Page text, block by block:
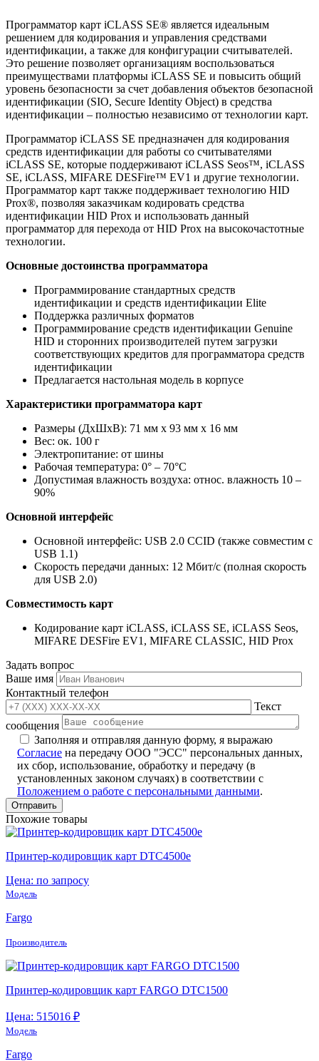
Программатор карт iCLASS SE® является идеальным
решением для кодирования и управления средствами
идентификации, а также для конфигурации считывателей.
Это решение позволяет организациям воспользоваться
преимуществами платформы iCLASS SE и повысить общий
уровень безопасности за счет добавления объектов безопасной
идентификации (SIO, Secure Identity Object) в средства
идентификации – полностью независимо от технологии карт.
Программатор iCLASS SE предназначен для кодирования
средств идентификации для работы со считывателями
iCLASS SE, которые поддерживают iCLASS Seos™, iCLASS
SE, iCLASS, MIFARE DESFire™ EV1 и другие технологии.
Программатор карт также поддерживает технологию HID
Prox®, позволяя заказчикам кодировать средства
идентификации HID Prox и использовать данный
программатор для перехода от HID Prox на высокочастотные
технологии.
Основные достоинства программатора
Программирование стандартных средств
идентификации и средств идентификации Elite
Поддержка различных форматов
Программирование средств идентификации Genuine
HID и сторонних производителей путем загрузки
соответствующих кредитов для программатора средств
идентификации
Предлагается настольная модель в корпусе
Характеристики программатора карт
Размеры (ДхШхВ): 71 мм x 93 мм x 16 мм
Вес: ок. 100 г
Электропитание: от шины
Рабочая температура: 0° – 70°C
Допустимая влажность воздуха: относ. влажность 10 –
90%
Основной интерфейс
Основной интерфейс: USB 2.0 CCID (также совместим с
USB 1.1)
Скорость передачи данных: 12 Мбит/с (полная скорость
для USB 2.0)
Совместимость карт
Кодирование карт iCLASS, iCLASS SE, iCLASS Seos,
MIFARE DESFire EV1, MIFARE CLASSIC, HID Prox
Задать вопрос
Ваше имя
Контактный телефон
Текст
сообщения
Заполняя и отправляя данную форму, я выражаю
Согласие на передачу ООО "ЭСС" персональных данных,
их сбор, использование, обработку и передачу (в
установленных законом случаях) в соответствии с
Положением о работе с персональными данными.
Похожие товары
Принтер-кодировщик карт DTC4500e
Цена: по запросу
Модель
Fargo
Производитель
Принтер-кодировщик карт FARGO DTC1500
Цена: 515016 ₽
Модель
Fargo